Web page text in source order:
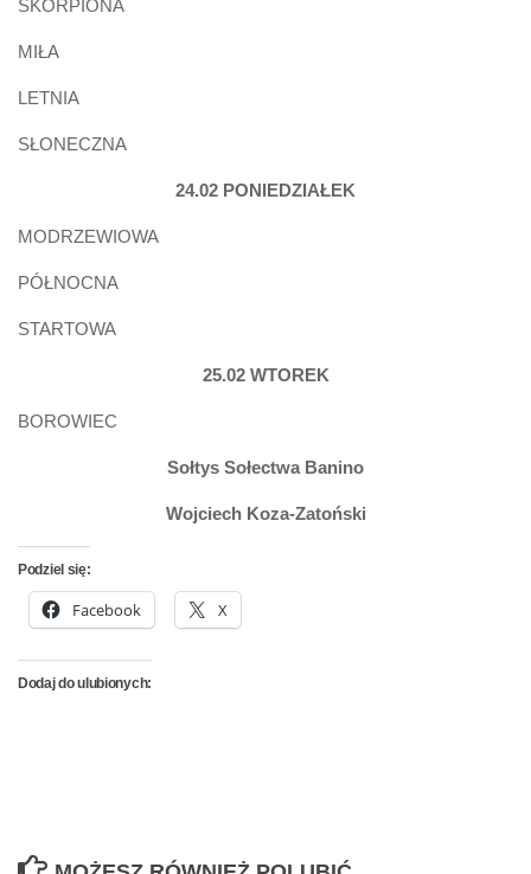
SKORPIONA
MIŁA
LETNIA
SŁONECZNA
24.02 PONIEDZIAŁEK
MODRZEWIOWA
PÓŁNOCNA
STARTOWA
25.02 WTOREK
BOROWIEC
Sołtys Sołectwa Banino
Wojciech Koza-Zatoński
Podziel się:
Facebook X
Dodaj do ulubionych: